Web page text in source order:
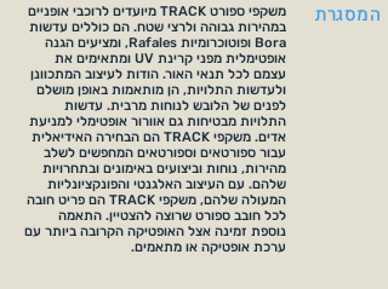
משקפי ספורט TRACK מיועדים לרוכבי אופניים
במהירות גבוהה ולרצי שטח. הם כוללים עדשות
Bora ופוטוכרומיות Rafales, ומציעים הגנה
אופטימלית מפני קרינת UV ומתאימים את
עצמם לכל תנאי האור. הודות לעיצוב המתכוונן
ולעדשות התלויות, הן מותאמות באופן מושלם
לפנים של הלובש לנוחות מרבית. עדשות
התלויות מבטיחות גם אוורור אופטימלי למניעת
אדים. משקפי TRACK הם הבחירה האידיאלית
עבור ספורטאים וספורטאים המחפשים לשלב
מהירות, נוחות וביצועים באימונים ובתחרויות
שלהם. עם העיצוב האלגנטי והפונקציונליות
המעולה שלהם, משקפי TRACK הם פריט חובה
לכל חובב ספורט שרוצה להצטיין. התאמה
נוספת זמינה אצל האופטיקה הקרובה ביותר עם
ערכת אופטיקה או מתאמים.
המסגרת